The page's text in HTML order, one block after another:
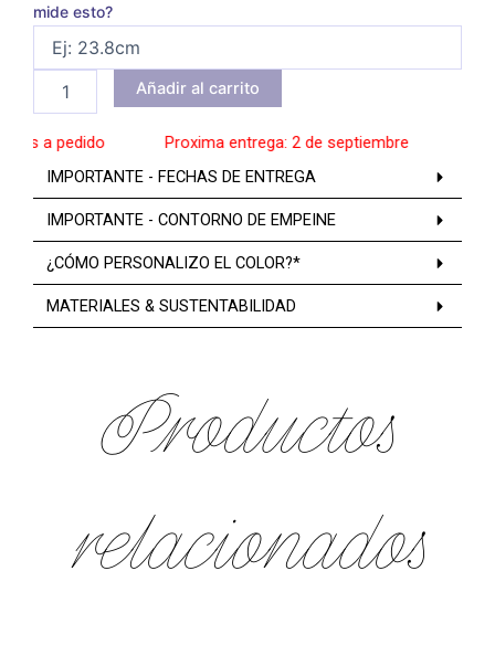
mide esto?
Añadir al carrito
a pedido______ Proxima entrega: 2 de septiembre______
IMPORTANTE - FECHAS DE ENTREGA
IMPORTANTE - CONTORNO DE EMPEINE
¿CÓMO PERSONALIZO EL COLOR?*
MATERIALES & SUSTENTABILIDAD
Productos
relacionados